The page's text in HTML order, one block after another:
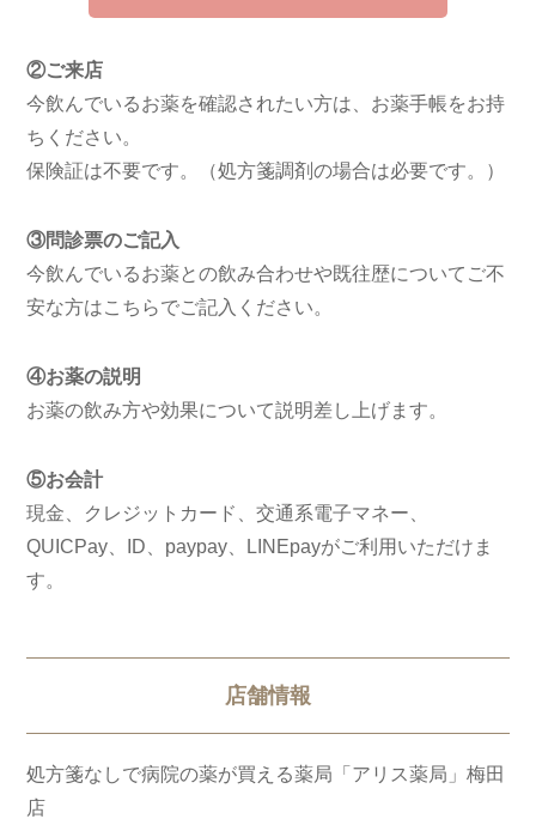
②ご来店
今飲んでいるお薬を確認されたい方は、お薬手帳をお持
ちください。
保険証は不要です。（処方箋調剤の場合は必要です。）
③問診票のご記入
今飲んでいるお薬との飲み合わせや既往歴についてご不
安な方はこちらでご記入ください。
④お薬の説明
お薬の飲み方や効果について説明差し上げます。
⑤お会計
現金、クレジットカード、交通系電子マネー、
QUICPay、ID、paypay、LINEpayがご利用いただけま
す。
店舗情報
処方箋なしで病院の薬が買える薬局「アリス薬局」梅田
店